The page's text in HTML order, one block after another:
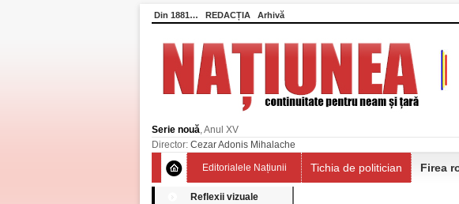
Din 1881… REDACȚIA Arhivă
Serie nouă, Anul XV
Director: Cezar Adonis Mihalache
Editorialele Națiunii Tichia de politician Firea
Reflexii vizuale